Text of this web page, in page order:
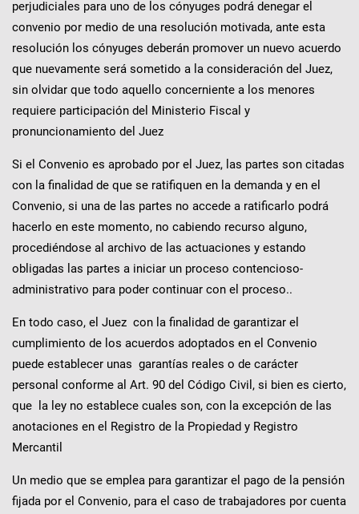
perjudiciales para uno de los cónyuges podrá denegar el
convenio por medio de una resolución motivada, ante esta
resolución los cónyuges deberán promover un nuevo acuerdo
que nuevamente será sometido a la consideración del Juez,
sin olvidar que todo aquello concerniente a los menores
requiere participación del Ministerio Fiscal y
pronuncionamiento del Juez
Si el Convenio es aprobado por el Juez, las partes son citadas
con la finalidad de que se ratifiquen en la demanda y en el
Convenio, si una de las partes no accede a ratificarlo podrá
hacerlo en este momento, no cabiendo recurso alguno,
procediéndose al archivo de las actuaciones y estando
obligadas las partes a iniciar un proceso contencioso-
administrativo para poder continuar con el proceso..
En todo caso, el Juez con la finalidad de garantizar el
cumplimiento de los acuerdos adoptados en el Convenio
puede establecer unas garantías reales o de carácter
personal conforme al Art. 90 del Código Civil, si bien es cierto,
que la ley no establece cuales son, con la excepción de las
anotaciones en el Registro de la Propiedad y Registro
Mercantil
Un medio que se emplea para garantizar el pago de la pensión
fijada por el Convenio, para el caso de trabajadores por cuenta